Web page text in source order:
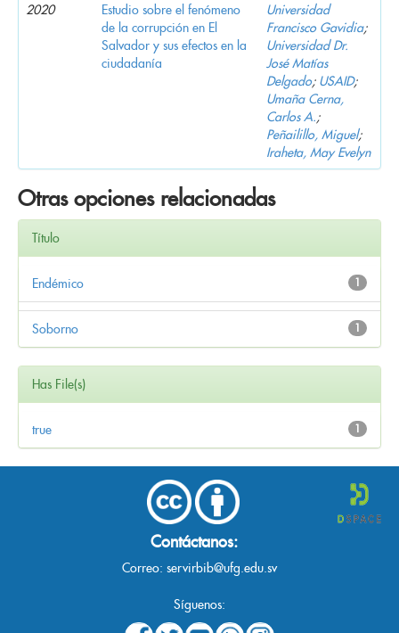
2020
Estudio sobre el fenómeno
de la corrupción en El
Salvador y sus efectos en la
ciudadanía
Universidad
Francisco Gavidia;
Universidad Dr.
José Matías
Delgado; USAID;
Umaña Cerna,
Carlos A.;
Peñailillo, Miguel;
Iraheta, May Evelyn
Otras opciones relacionadas
Título
1
Endémico
1
Soborno
Has File(s)
1
true
Contáctanos:
Correo: servirbib@ufg.edu.sv
Síguenos: